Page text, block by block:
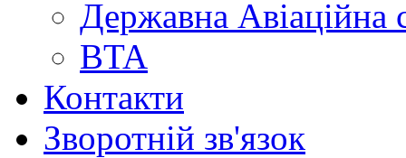
Державна Авіаційна
BTA
Контакти
Зворотній зв'язок